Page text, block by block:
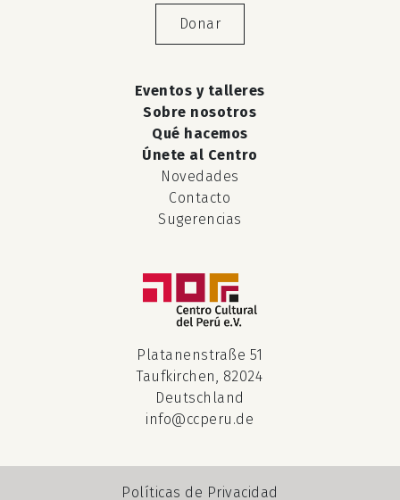
Platanenstraße 51
Taufkirchen, 82024
Deutschland
info@ccperu.de
Eventos y talleres
Sobre nosotros
Qué hacemos
Únete al Centro
Novedades
Contacto
Sugerencias
Donar
Políticas de Privacidad